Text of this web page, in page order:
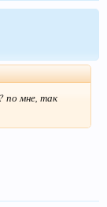
по мне, так